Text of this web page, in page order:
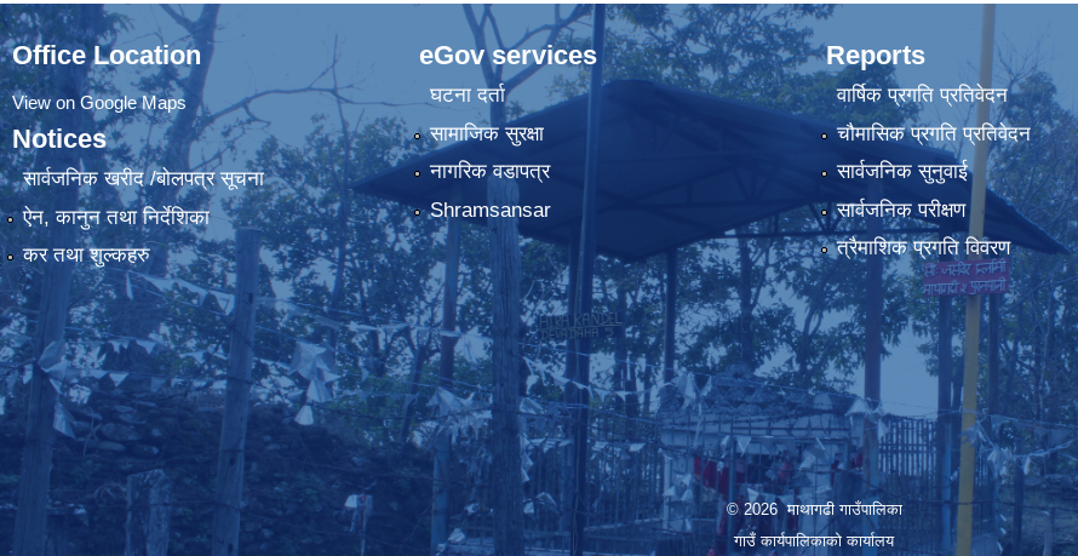
Office Location
View on Google Maps
Notices
सार्वजनिक खरीद /बोलपत्र सूचना
ऐन, कानुन तथा निर्देशिका
कर तथा शुल्कहरु
eGov services
घटना दर्ता
सामाजिक सुरक्षा
नागरिक वडापत्र
Shramsansar
Reports
वार्षिक प्रगति प्रतिवेदन
चौमासिक प्रगति प्रतिवेदन
सार्वजनिक सुनुवाई
सार्वजनिक परीक्षण
त्रैमाशिक प्रगति विवरण
© 2026 माथागढी गाउँपालिका
गाउँ कार्यपालिकाको कार्यालय